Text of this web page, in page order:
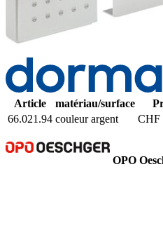
Article matériau/surface
66.021.94 couleur argent CHF
OPO